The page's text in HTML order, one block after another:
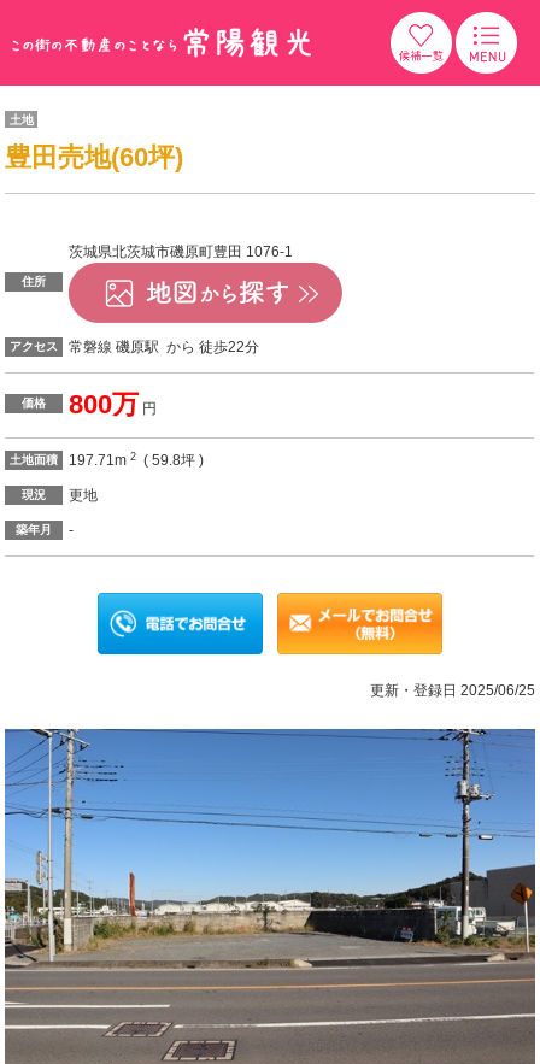
土地
豊田売地(60坪)
住所
茨城県北茨城市磯原町豊田 1076-1
アクセス 常磐線 磯原駅 から 徒歩22分
価格 800万 円
土地面積 197.71m2 ( 59.8坪 )
現況 更地
築年月 -
更新・登録日 2025/06/25